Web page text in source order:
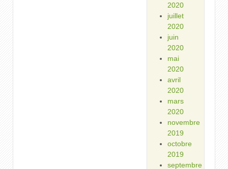
2020
juillet
2020
juin
2020
mai
2020
avril
2020
mars
2020
novembre
2019
octobre
2019
septembre